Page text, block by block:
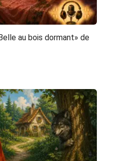
au bois dormant» de